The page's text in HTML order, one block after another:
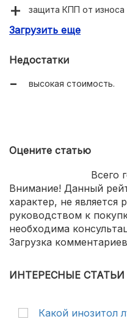
защита КПП от износа
эффективное
Загрузить еще
Недостатки
высокая стоимость.
Оцените статью
Всего
Внимание! Данный
характер, не является
руководством к
необходима
Загрузка
ИНТЕРЕСНЫЕ СТАТЬИ